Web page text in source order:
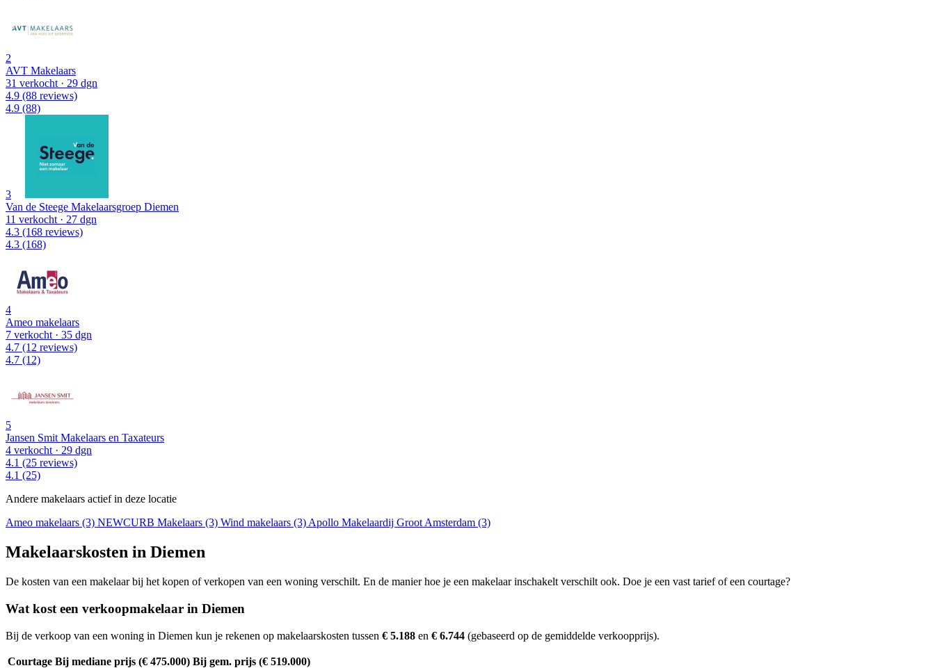
2
AVT Makelaars
31 verkocht · 29 dgn
4.9 (88 reviews)
4.9 (88)
3
Van de Steege Makelaarsgroep Diemen
11 verkocht · 27 dgn
4.3 (168 reviews)
4.3 (168)
4
Ameo makelaars
7 verkocht · 35 dgn
4.7 (12 reviews)
4.7 (12)
5
Jansen Smit Makelaars en Taxateurs
4 verkocht · 29 dgn
4.1 (25 reviews)
4.1 (25)
Andere makelaars actief in deze locatie
Ameo makelaars (3) NEWCURB Makelaars (3) Wind makelaars (3) Apollo Makelaardij Groot Amsterdam (3)
Makelaarskosten in Diemen
De kosten van een makelaar bij het kopen of verkopen van een woning verschilt. En de manier hoe je een makelaar inschakelt verschilt ook. Doe je een vast tarief of een courtage?
Wat kost een verkoopmakelaar in Diemen
Bij de verkoop van een woning in Diemen kun je rekenen op makelaarskosten tussen € 5.188 en € 6.744 (gebaseerd op de gemiddelde verkoopprijs).
Courtage Bij mediane prijs (€ 475.000) Bij gem. prijs (€ 519.000)